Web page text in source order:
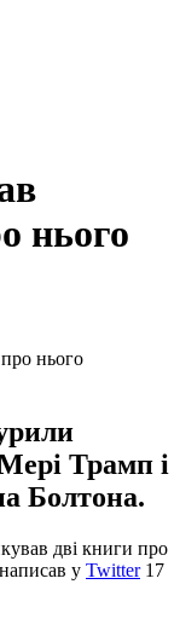
нього
Трамп і
Болтона.
дві книги про
у Twitter17